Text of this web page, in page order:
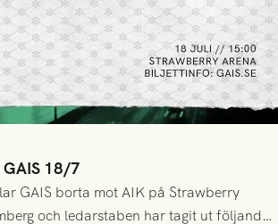
18/7
GAIS borta mot AIK på Strawberry
och ledarstaben har tagit ut följande